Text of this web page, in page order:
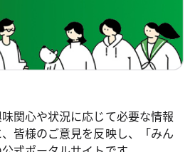
関心や状況に応じて必要な情報
皆様のご意見を反映し、「みん